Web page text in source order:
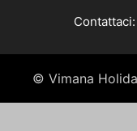
Contattaci:
© Vimana